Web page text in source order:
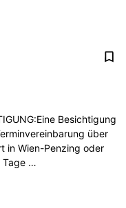
Besichtigung
über
in Wien-Penzing oder
Tage …